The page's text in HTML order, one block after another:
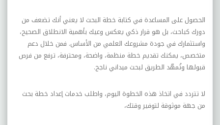
الحصول على المساعدة في كتابة خطة البحث لا يعني أنك تضعف من
دورك كباحث، بل هو قرار ذكي يعكس وعيك بأهمية الانطلاق الصحيح،
واستثمارك في جودة مشروعك العلمي من الأساس. فمن خلال دعم
متخصص، يمكنك تقديم خطة منظمة، واضحة، ومحترفة، ترفع من فرص
قبولها وتُمهّد الطريق لبحث ميداني ناجح.
لا تتردد في اتخاذ هذه الخطوة اليوم، واطلب خدمات إعداد خطة بحث
من جهة موثوقة لتوفير وقتك،